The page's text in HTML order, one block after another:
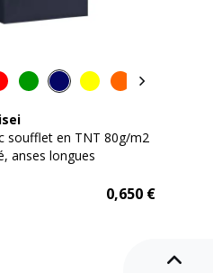
soufflet en TNT 80g/m2
anses longues
0,650€